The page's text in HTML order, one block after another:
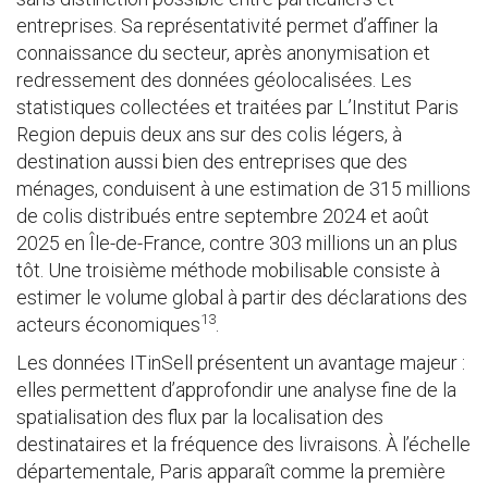
entreprises. Sa représentativité permet d’affiner la
connaissance du secteur, après anonymisation et
redressement des données géolocalisées. Les
statistiques collectées et traitées par L’Institut Paris
Region depuis deux ans sur des colis légers, à
destination aussi bien des entreprises que des
ménages, conduisent à une estimation de 315 millions
de colis distribués entre septembre 2024 et août
2025 en Île-de-France, contre 303 millions un an plus
tôt. Une troisième méthode mobilisable consiste à
estimer le volume global à partir des déclarations des
acteurs économiques13
Les données ITinSell présentent un avantage majeur :
elles permettent d’approfondir une analyse fine de la
spatialisation des flux par la localisation des
destinataires et la fréquence des livraisons. À l’échelle
départementale, Paris apparaît comme la première